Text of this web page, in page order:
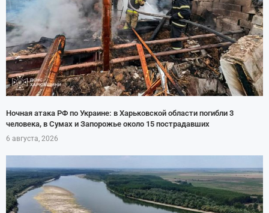
Ночная атака РФ по Украине: в Харьковской области погибли 3
человека, в Сумах и Запорожье около 15 пострадавших
6 августа, 2026